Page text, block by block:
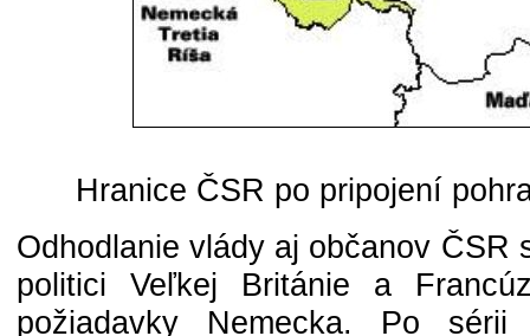
Hranice ČSR po pripojení
Odhodlanie vlády aj občanov ČSR
politici Veľkej Británie a
požiadavky Nemecka. Po sérii